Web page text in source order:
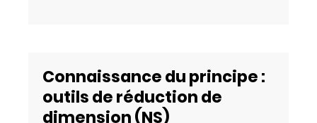
Connaissance du principe :
outils de réduction de
dimension (NS)